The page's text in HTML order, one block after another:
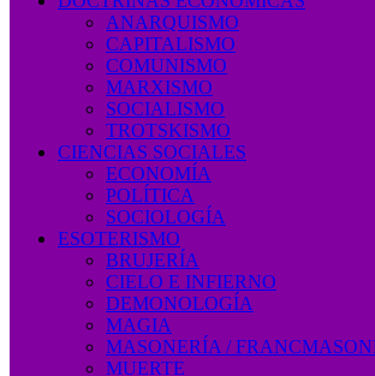
ANARQUISMO
CAPITALISMO
COMUNISMO
MARXISMO
SOCIALISMO
TROTSKISMO
CIENCIAS SOCIALES
ECONOMÍA
POLÍTICA
SOCIOLOGÍA
ESOTERISMO
BRUJERÍA
CIELO E INFIERNO
DEMONOLOGÍA
MAGIA
MASONERÍA /
MUERTE